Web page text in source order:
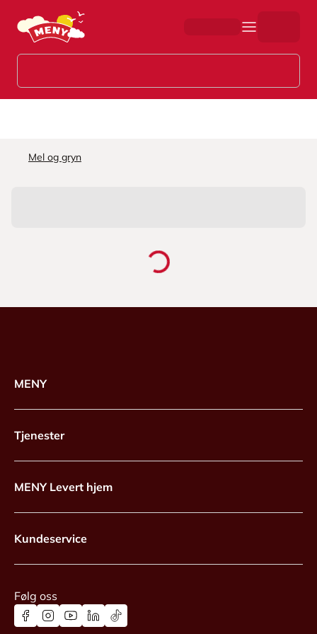
Hopp til hovedinnhold
Mel og gryn
MENY
Tjenester
MENY Levert hjem
Kundeservice
Følg oss